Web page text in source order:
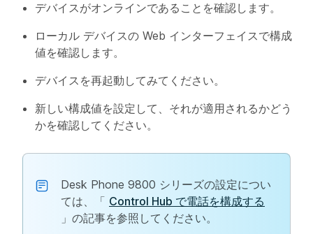
デバイスがオンラインであることを確認します。
ローカル デバイスの Web インターフェイスで構成
値を確認します。
デバイスを再起動してみてください。
新しい構成値を設定して、それが適用されるかどう
かを確認してください。
Desk Phone 9800 シリーズの設定につい
ては、「 Control Hub で電話を構成する
」の記事を参照してください。